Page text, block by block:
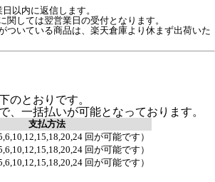
以内に返信します。
しては翌営業日の受付となります。
ついている商品は、楽天倉庫より休まず出荷いた
のとおりです。
、一括払いが可能となっております。
支払方法
回が可能です）
回が可能です）
回が可能です）